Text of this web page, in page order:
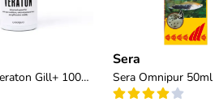
Creaqua Veraton Gill+ 100ml - Solungaç ve Beyaz Benek Desteği
Sera
Sera Omnipur 50ml